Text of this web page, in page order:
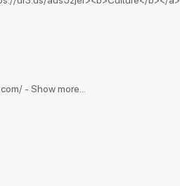
- Show more...